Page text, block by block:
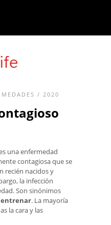
/ 2020
una enfermedad
contagiosa que se
recién nacidos y
la infección
Son sinónimos
entrenar. La mayoría
la cara y las